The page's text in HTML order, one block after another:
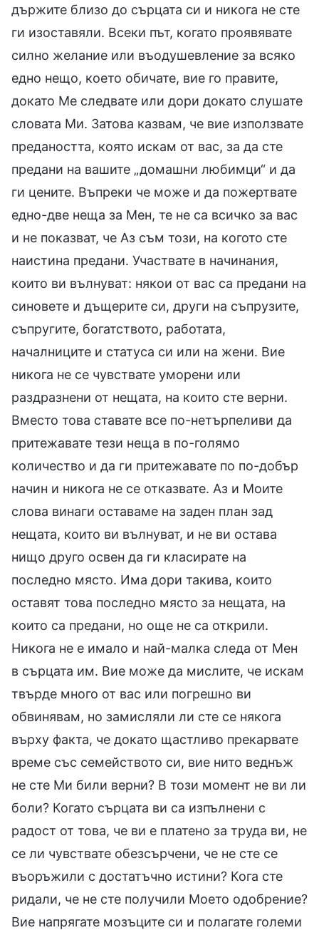
държите близо до сърцата си и никога не сте
ги изоставяли. Всеки път, когато проявявате
силно желание или въодушевление за всяко
едно нещо, което обичате, вие го правите,
докато Ме следвате или дори докато слушате
словата Ми. Затова казвам, че вие използвате
предаността, която искам от вас, за да сте
предани на вашите „домашни любимци“ и да
ги цените. Въпреки че може и да пожертвате
едно-две неща за Мен, те не са всичко за вас
и не показват, че Аз съм този, на когото сте
наистина предани. Участвате в начинания,
които ви вълнуват: някои от вас са предани на
синовете и дъщерите си, други на съпрузите,
съпругите, богатството, работата,
началниците и статуса си или на жени. Вие
никога не се чувствате уморени или
раздразнени от нещата, на които сте верни.
Вместо това ставате все по-нетърпеливи да
притежавате тези неща в по-голямо
количество и да ги притежавате по по-добър
начин и никога не се отказвате. Аз и Моите
слова винаги оставаме на заден план зад
нещата, които ви вълнуват, и не ви остава
нищо друго освен да ги класирате на
последно място. Има дори такива, които
оставят това последно място за нещата, на
които са предани, но още не са открили.
Никога не е имало и най-малка следа от Мен
в сърцата им. Вие може да мислите, че искам
твърде много от вас или погрешно ви
обвинявам, но замисляли ли сте се някога
върху факта, че докато щастливо прекарвате
време със семейството си, вие нито веднъж
не сте Ми били верни? В този момент не ви ли
боли? Когато сърцата ви са изпълнени с
радост от това, че ви е платено за труда ви, не
се ли чувствате обезсърчени, че не сте се
въоръжили с достатъчно истини? Кога сте
ридали, че не сте получили Моето одобрение?
Вие напрягате мозъците си и полагате големи